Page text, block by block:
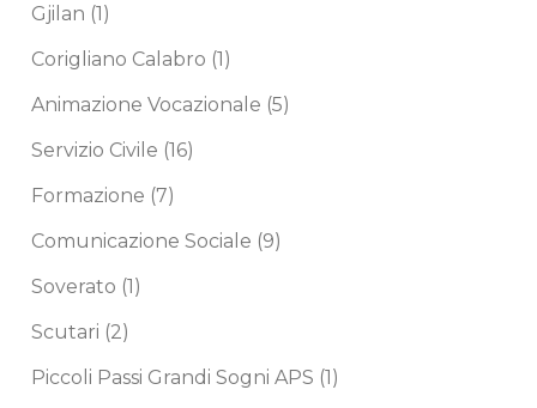
Gjilan (1)
Corigliano Calabro (1)
Animazione Vocazionale (5)
Servizio Civile (16)
Formazione (7)
Comunicazione Sociale (9)
Soverato (1)
Scutari (2)
Piccoli Passi Grandi Sogni APS (1)